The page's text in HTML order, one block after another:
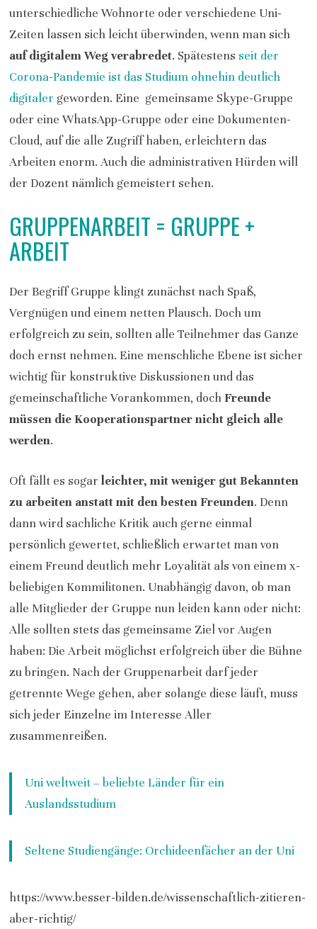
unterschiedliche Wohnorte oder verschiedene Uni-
Zeiten lassen sich leicht überwinden, wenn man sich
auf digitalem Weg verabredet. Spätestens seit der
Corona-Pandemie ist das Studium ohnehin deutlich
digitaler geworden. Eine gemeinsame Skype-Gruppe
oder eine WhatsApp-Gruppe oder eine Dokumenten-
Cloud, auf die alle Zugriff haben, erleichtern das
Arbeiten enorm. Auch die administrativen Hürden will
der Dozent nämlich gemeistert sehen.
GRUPPENARBEIT = GRUPPE +
ARBEIT
Der Begriff Gruppe klingt zunächst nach Spaß,
Vergnügen und einem netten Plausch. Doch um
erfolgreich zu sein, sollten alle Teilnehmer das Ganze
doch ernst nehmen. Eine menschliche Ebene ist sicher
wichtig für konstruktive Diskussionen und das
gemeinschaftliche Vorankommen, doch Freunde
müssen die Kooperationspartner nicht gleich alle
werden.
Oft fällt es sogar leichter, mit weniger gut Bekannten
zu arbeiten anstatt mit den besten Freunden. Denn
dann wird sachliche Kritik auch gerne einmal
persönlich gewertet, schließlich erwartet man von
einem Freund deutlich mehr Loyalität als von einem x-
beliebigen Kommilitonen. Unabhängig davon, ob man
alle Mitglieder der Gruppe nun leiden kann oder nicht:
Alle sollten stets das gemeinsame Ziel vor Augen
haben: Die Arbeit möglichst erfolgreich über die Bühne
zu bringen. Nach der Gruppenarbeit darf jeder
getrennte Wege gehen, aber solange diese läuft, muss
sich jeder Einzelne im Interesse Aller
zusammenreißen.
Uni weltweit – beliebte Länder für ein
Auslandsstudium
Seltene Studiengänge: Orchideenfächer an der Uni
https://www.besser-bilden.de/wissenschaftlich-zitieren-
aber-richtig/